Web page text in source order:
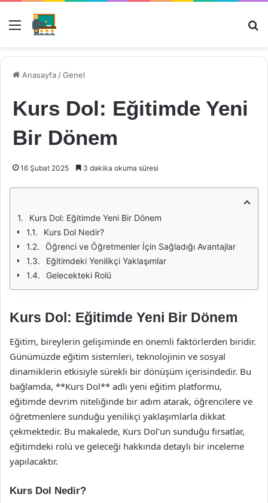
Menü
Anasayfa /Genel
Kurs Dol: Eğitimde Yeni
Bir Dönem
16 Şubat 2025 3 dakika okuma süresi
Kurs Dol: Eğitimde Yeni Bir Dönem
Kurs Dol Nedir?
Öğrenci ve Öğretmenler İçin Sağladığı Avantajlar
Eğitimdeki Yenilikçi Yaklaşımlar
Gelecekteki Rolü
Kurs Dol: Eğitimde Yeni Bir Dönem
Eğitim, bireylerin gelişiminde en önemli faktörlerden biridir.
Günümüzde eğitim sistemleri, teknolojinin ve sosyal
dinamiklerin etkisiyle sürekli bir dönüşüm içerisindedir. Bu
bağlamda, **Kurs Dol** adlı yeni eğitim platformu,
eğitimde devrim niteliğinde bir adım atarak, öğrencilere ve
öğretmenlere sunduğu yenilikçi yaklaşımlarla dikkat
çekmektedir. Bu makalede, Kurs Dol’un sunduğu fırsatlar,
eğitimdeki rolü ve geleceği hakkında detaylı bir inceleme
yapılacaktır.
Kurs Dol Nedir?